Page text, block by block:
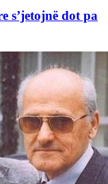
s’jetojnë dot pa